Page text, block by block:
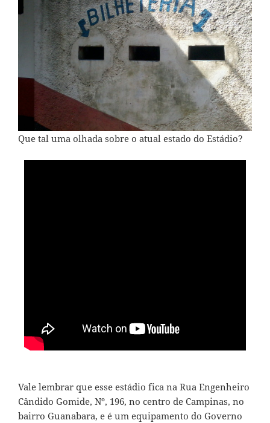
Que tal uma olhada sobre o atual estado do Estádio?
Vale lembrar que esse estádio fica na Rua Engenheiro
Cândido Gomide, Nº, 196, no centro de Campinas, no
bairro Guanabara, e é um equipamento do Governo